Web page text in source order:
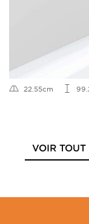
22.55cm
VOIR